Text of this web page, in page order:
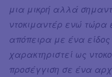
μια μικρή αλλά
ντοκιμαντέρ ενώ τώρα
απόπειρα με ένα
χαρακτηριστεί ως
προσέγγιση σε ένα